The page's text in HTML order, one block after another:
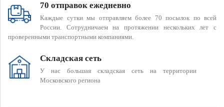
70 отправок ежедневно
Каждые сутки мы отправляем более 70 посылок по всей
России. Сотрудничаем на протяжении нескольких лет с
проверенными транспортными компаниями.
Складская сеть
У нас большая складская сеть на территории
Московского региона